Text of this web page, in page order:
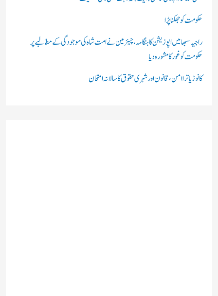
حکومت کو جھکنا پڑا
راجیہ سبھا میں اپوزیشن کا ہنگامہ، چیئرمین نے امت شاہ کی موجودگی کے مطالبے پر
حکومت کو غور کا مشورہ دیا
کانوڑ یاترا امن،قانون اور شہری حقوق کا سالانہ امتحان